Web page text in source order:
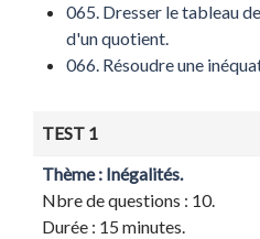
065. Dresser le tableau
d'un quotient.
066. Résoudre une
TEST 1
Thème : Inégalités.
Nbre de questions : 10.
Durée : 15 minutes.